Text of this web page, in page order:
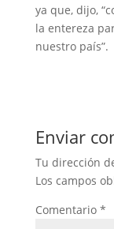
ya que, dijo,
la entereza
nuestro país”.
Enviar
Tu dirección
Los campos
Comentario *